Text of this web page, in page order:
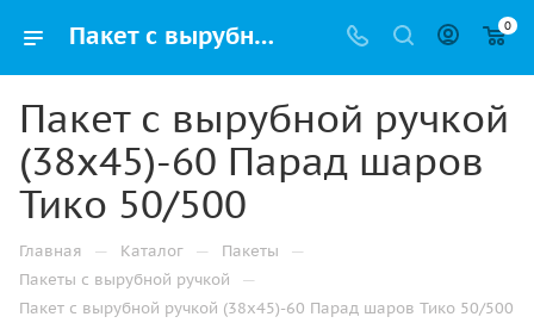
Пакет с вырубной ручкой (38х45)-60 Парад шаров Тико 50/500 купить в Ижевске с доставкой оптом и в розницу 0
Пакет с вырубной ручкой
(38х45)-60 Парад шаров
Тико 50/500
Главная — Каталог — Пакеты —
Пакеты с вырубной ручкой —
Пакет с вырубной ручкой (38х45)-60 Парад шаров Тико 50/500